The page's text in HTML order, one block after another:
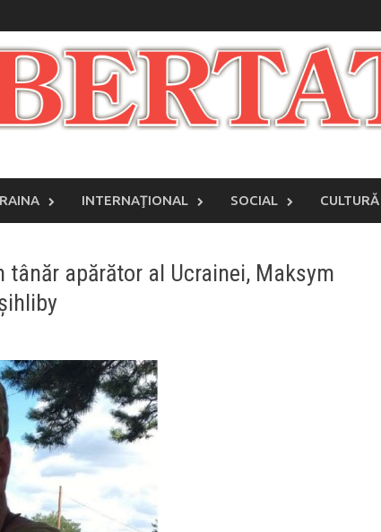
INTERNAŢIONAL SOCIAL CULTURĂ
apărător al Ucrainei, Maksym